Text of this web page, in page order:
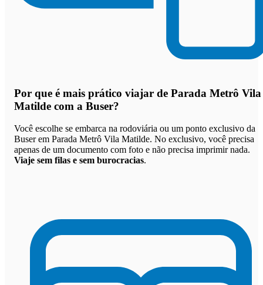
Por que é mais prático viajar de Parada Metrô Vila
Matilde com a Buser?
Você escolhe se embarca na rodoviária ou um ponto exclusivo da
Buser em Parada Metrô Vila Matilde. No exclusivo, você precisa
apenas de um documento com foto e não precisa imprimir nada.
Viaje sem filas e sem burocracias.